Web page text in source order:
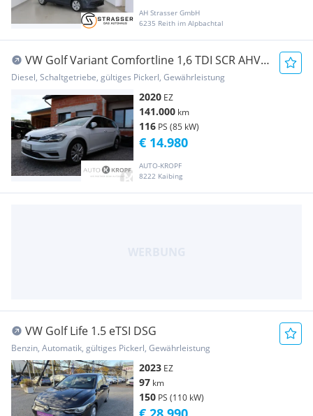
AH Strasser GmbH
6235 Reith im Alpbachtal
VW Golf Variant Comfortline 1,6 TDI SCR AHV
KAMERA...
Diesel, Schaltgetriebe, gültiges Pickerl, Gewährleistung
2020 EZ
141.000 km
116 PS (85 kW)
AUTO-KROPF
8222 Kaibing
€ 14.980
VW Golf Life 1.5 eTSI DSG
Benzin, Automatik, gültiges Pickerl, Gewährleistung
2023 EZ
97 km
150 PS (110 kW)